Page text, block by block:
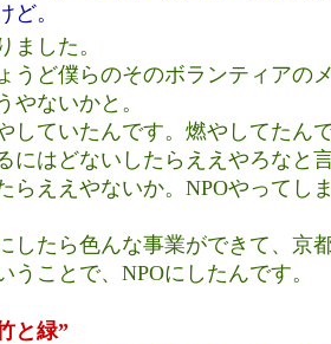
ど。
ました。
うど僕らのそのボランティアの
やないかと。
していたんです。燃やしてたん
にはどないしたらええやろなと
らええやないか。NPOやってし
したら色んな事業ができて、京
うことで、NPOにしたんです。
と緑”